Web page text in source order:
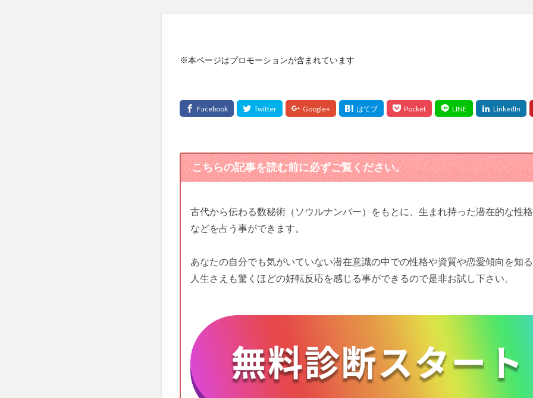
※本ページはプロモーションが含まれています
こちらの記事を読む前に必ずご覧ください。
古代から伝わる数秘術（ソウルナンバー）をもとに、生まれ持った潜在的な性
などを占う事ができます。
あなたの自分でも気がいていない潜在意識の中での性格や資質や恋愛傾向を知
人生さえも驚くほどの好転反応を感じる事ができるので是非お試し下さい。